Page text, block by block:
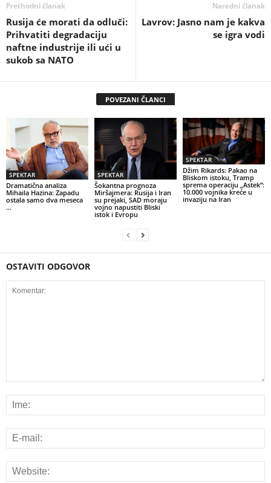
Prethodni članak
Rusija će morati da odluči:
Prihvatiti degradaciju
naftne industrije ili ući u
sukob sa NATO
Naredni članak
Lavrov: Jasno nam je kakva
se igra vodi
POVEZANI ČLANCI
SPEKTAR
Dramatična analiza
Mihaila Hazina: Zapadu
ostala samo dva meseca
…
SPEKTAR
Šokantna prognoza
Miršajmera: Rusija i Iran
su prejaki, SAD moraju
vojno napustiti Bliski
istok i Evropu
SPEKTAR
Džim Rikards: Pakao na
Bliskom istoku, Tramp
sprema operaciju „Astek“:
10.000 vojnika kreće u
invaziju na Iran
OSTAVITI ODGOVOR